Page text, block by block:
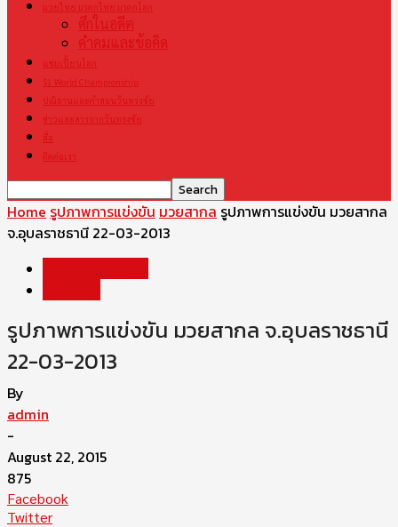
มวยไทย มรดกไทย มรดกโลก
ศึกในอดีต
คำคมและข้อคิด
แชมเปี้ยนโลก
S1 World Championship
ปณิธานและคำสอนวันทรงชัย
ข่าวและสารจากวันทรงชัย
สื่อ
ติดต่อเรา
Home รูปภาพการแข่งขัน มวยสากล รูปภาพการแข่งขัน มวยสากล
จ.อุบลราชธานี 22-03-2013
รูปภาพการแข่งขัน มวยสากล จ.อุบลราชธานี
22-03-2013
By
admin
-
August 22, 2015
875
Facebook
Twitter